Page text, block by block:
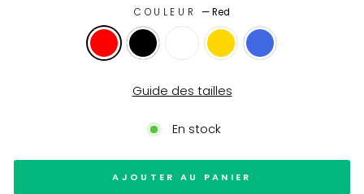
COULEUR —Red
Guide des tailles
En stock
AJOUTER AU PANIER